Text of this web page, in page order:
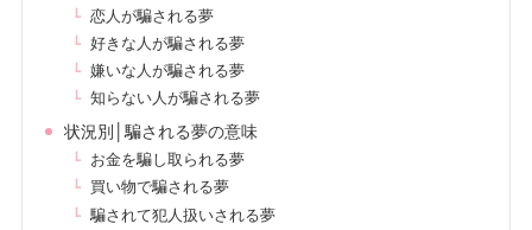
恋人が騙される夢
好きな人が騙される夢
嫌いな人が騙される夢
知らない人が騙される夢
状況別│騙される夢の意味
お金を騙し取られる夢
買い物で騙される夢
騙されて犯人扱いされる夢